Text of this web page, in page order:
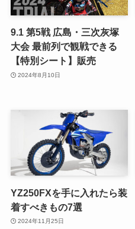
9.1 第5戦 広島・三次灰塚
大会 最前列で観戦できる
【特別シート】販売
2024年8月10日
YZ250FXを手に入れたら装
着すべきもの7選
2024年11月25日